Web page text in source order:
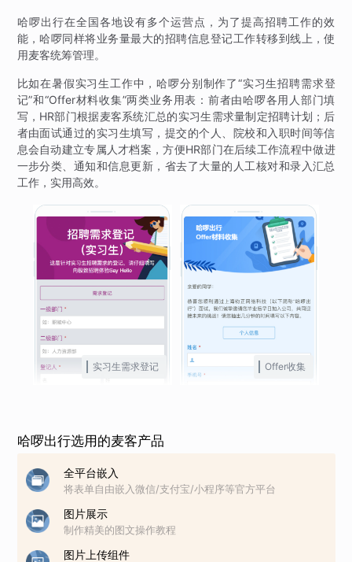
哈啰出行在全国各地设有多个运营点，为了提高招聘工作的效
能，哈啰同样将业务量最大的招聘信息登记工作转移到线上，使
用麦客统筹管理。
比如在暑假实习生工作中，哈啰分别制作了“实习生招聘需求登
记”和“Offer材料收集”两类业务用表：前者由哈啰各用人部门填
写，HR部门根据麦客系统汇总的实习生需求量制定招聘计划；后
者由面试通过的实习生填写，提交的个人、院校和入职时间等信
息会自动建立专属人才档案，方便HR部门在后续工作流程中做进
一步分类、通知和信息更新，省去了大量的人工核对和录入汇总
工作，实用高效。
实习生需求登记 Offer收集
哈啰出行选用的麦客产品
全平台嵌入
将表单自由嵌入微信/支付宝/小程序等官方平台
图片展示
制作精美的图文操作教程
图片上传组件